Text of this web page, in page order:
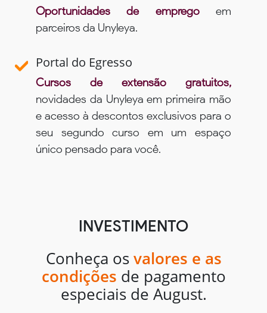
Oportunidades de empregoem
parceiros da Unyleya.
Portal do Egresso
Cursos de extensão gratuitos,
novidades da Unyleya em primeira mão
e acesso à descontos exclusivos para o
seu segundo curso em um espaço
único pensado para você.
INVESTIMENTO
Conheça os valores e as
condições de pagamento
especiais de August.